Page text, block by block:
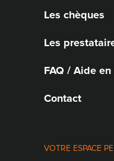
Les chèques
Les
FAQ / Aide
Contact
VOTRE ESPACE